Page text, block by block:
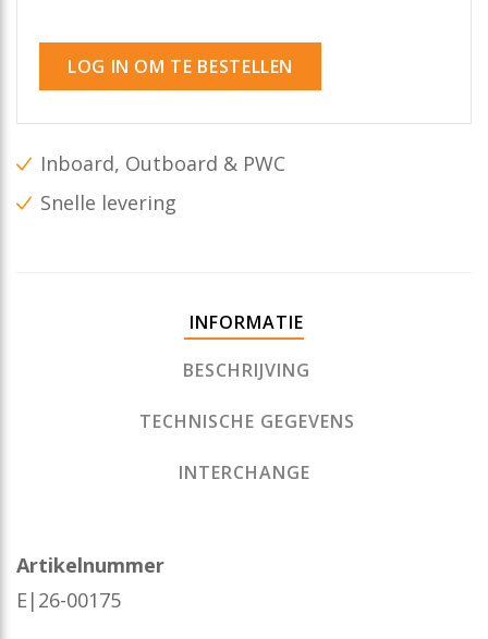
LOG IN OM TE BESTELLEN
Inboard, Outboard & PWC
Snelle levering
INFORMATIE
BESCHRIJVING
TECHNISCHE GEGEVENS
INTERCHANGE
Artikelnummer
E|26-00175